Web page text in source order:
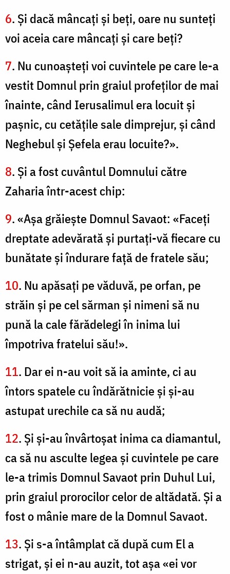
6. Şi dacă mâncaţi şi beţi, oare nu sunteţi
voi aceia care mâncaţi şi care beţi?
7. Nu cunoaşteţi voi cuvintele pe care le-a
vestit Domnul prin graiul profeţilor de mai
înainte, când Ierusalimul era locuit şi
paşnic, cu cetăţile sale dimprejur, şi când
Neghebul şi Şefela erau locuite?».
8. Şi a fost cuvântul Domnului către
Zaharia într-acest chip:
9. «Aşa grăieşte Domnul Savaot: «Faceţi
dreptate adevărată şi purtaţi-vă fiecare cu
bunătate şi îndurare față de fratele său;
10. Nu apăsaţi pe văduvă, pe orfan, pe
străin şi pe cel sărman şi nimeni să nu
pună la cale fărădelegi în inima lui
împotriva fratelui său!».
11. Dar ei n-au voit să ia aminte, ci au
întors spatele cu îndărătnicie şi şi-au
astupat urechile ca să nu audă;
12. Şi şi-au învârtoşat inima ca diamantul,
ca să nu asculte legea şi cuvintele pe care
le-a trimis Domnul Savaot prin Duhul Lui,
prin graiul prorocilor celor de altădată. Şi a
fost o mânie mare de la Domnul Savaot.
13. Şi s-a întâmplat că după cum El a
strigat, şi ei n-au auzit, tot aşa «ei vor